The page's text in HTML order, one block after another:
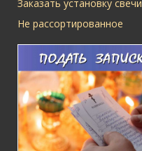
Заказать установку свечи
Не рассортированное